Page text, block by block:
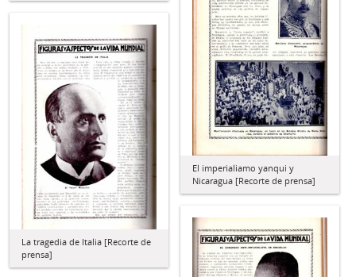
El imperialiamo yanqui y
Nicaragua [Recorte de prensa]
La tragedia de Italia [Recorte de
prensa]